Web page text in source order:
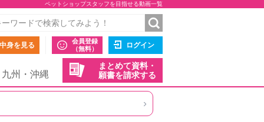
ペットショップスタッフを目指せる動画一覧
身を見る
会員登録
（無料）
ログイン
まとめて資料・
願書を請求する
九州・沖縄
›